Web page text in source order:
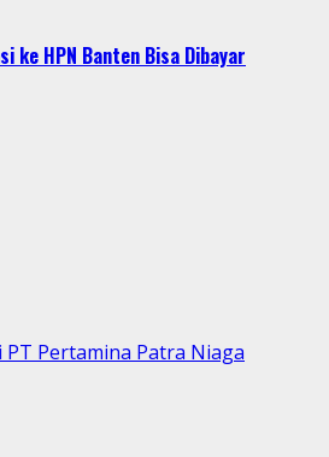
ke HPN Banten Bisa Dibayar
Pertamina Patra Niaga